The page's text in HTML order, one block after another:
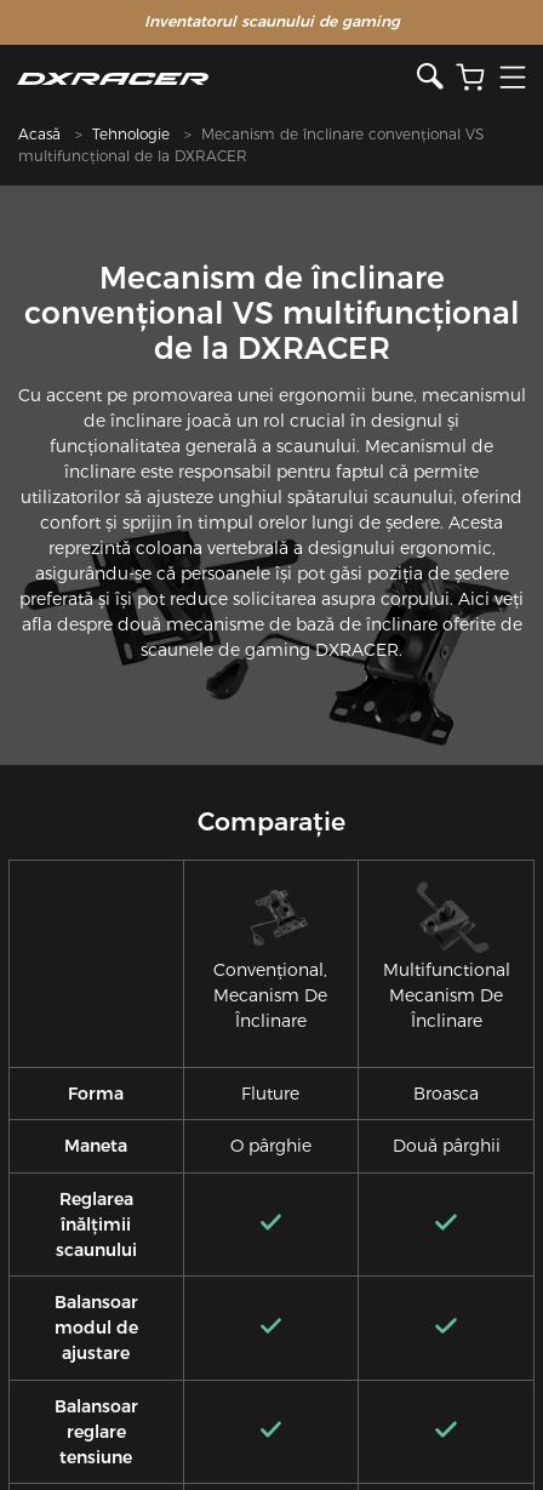
Inventatorul scaunului de gaming
Acasă Tehnologie
Mecanism de înclinare convențional VS
multifuncțional de la DXRACER
Mecanism de înclinare
convențional VS multifuncțional
de la DXRACER
Cu accent pe promovarea unei ergonomii bune, mecanismul
de înclinare joacă un rol crucial în designul și
funcționalitatea generală a scaunului. Mecanismul de
înclinare este responsabil pentru faptul că permite
utilizatorilor să ajusteze unghiul spătarului scaunului, oferind
confort și sprijin în timpul orelor lungi de ședere. Acesta
reprezintă coloana vertebrală a designului ergonomic,
asigurându-se că persoanele își pot găsi poziția de ședere
preferată și își pot reduce solicitarea asupra corpului. Aici veți
afla despre două mecanisme de bază de înclinare oferite de
scaunele de gaming DXRACER.
Comparație
Convențional,
Mecanism De
Înclinare
Multifunctional
Mecanism De
Înclinare
Forma Fluture Broasca
Maneta O pârghie Două pârghii
Reglarea
înălțimii
scaunului
Balansoar
modul de
ajustare
Balansoar
reglare
tensiune